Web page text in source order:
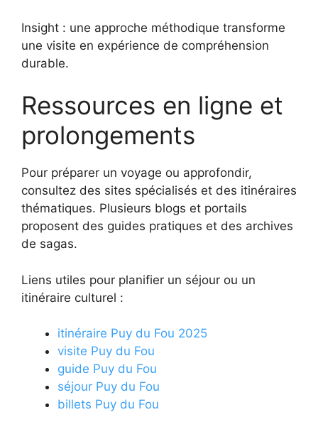
Insight : une approche méthodique transforme
une visite en expérience de compréhension
durable.
Ressources en ligne et
prolongements
Pour préparer un voyage ou approfondir,
consultez des sites spécialisés et des itinéraires
thématiques. Plusieurs blogs et portails
proposent des guides pratiques et des archives
de sagas.
Liens utiles pour planifier un séjour ou un
itinéraire culturel :
itinéraire Puy du Fou 2025
visite Puy du Fou
guide Puy du Fou
séjour Puy du Fou
billets Puy du Fou